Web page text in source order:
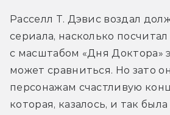
Расселл Т. Дэвис воздал
сериала, насколько
с масштабом «Дня Доктора»
может сравниться. Но зато
персонажам счастливую
которая, казалось, и так